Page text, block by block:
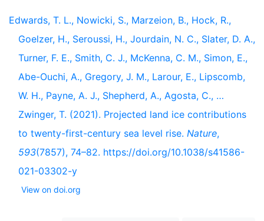
Edwards, T. L., Nowicki, S., Marzeion, B., Hock, R.,
Goelzer, H., Seroussi, H., Jourdain, N. C., Slater, D. A.,
Turner, F. E., Smith, C. J., McKenna, C. M., Simon, E.,
Abe-Ouchi, A., Gregory, J. M., Larour, E., Lipscomb,
W. H., Payne, A. J., Shepherd, A., Agosta, C., …
Zwinger, T. (2021). Projected land ice contributions
to twenty-first-century sea level rise. Nature,
593(7857), 74–82. https://doi.org/10.1038/s41586-
021-03302-y
View on doi.org